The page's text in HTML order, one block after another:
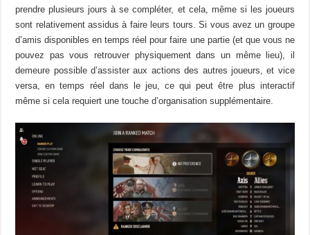
prendre plusieurs jours à se compléter, et cela, même si les joueurs
sont relativement assidus à faire leurs tours. Si vous avez un groupe
d’amis disponibles en temps réel pour faire une partie (et que vous ne
pouvez pas vous retrouver physiquement dans un même lieu), il
demeure possible d’assister aux actions des autres joueurs, et vice
versa, en temps réel dans le jeu, ce qui peut être plus interactif
même si cela requiert une touche d’organisation supplémentaire.